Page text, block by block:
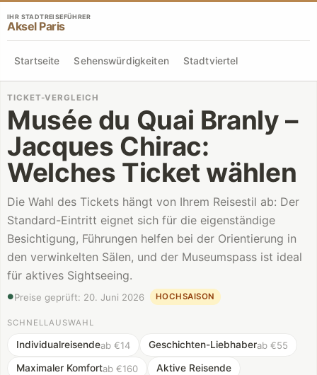
IHR STADTREISEFÜHRER
Aksel Paris
Startseite Sehenswürdigkeiten Stadtviertel
TICKET-VERGLEICH
Musée du Quai Branly –
Jacques Chirac:
Welches Ticket wählen
Die Wahl des Tickets hängt von Ihrem Reisestil ab: Der
Standard-Eintritt eignet sich für die eigenständige
Besichtigung, Führungen helfen bei der Orientierung in
den verwinkelten Sälen, und der Museumspass ist ideal
für aktives Sightseeing.
●Preise geprüft: 20. Juni 2026 HOCHSAISON
SCHNELLAUSWAHL
Individualreisendeab €14 Geschichten-Liebhaberab €55
Maximaler Komfortab €160 Aktive Reisende